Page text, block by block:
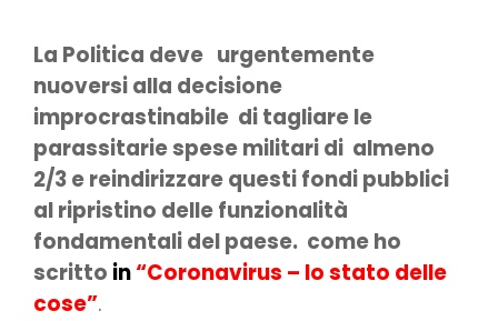
La Politica deve urgentemente
nuoversi alla decisione
improcrastinabile di tagliare le
parassitarie spese militari di almeno
2/3 e reindirizzare questi fondi pubblici
al ripristino delle funzionalità
fondamentali del paese. come ho
scritto in“Coronavirus – lo stato delle
cose”.